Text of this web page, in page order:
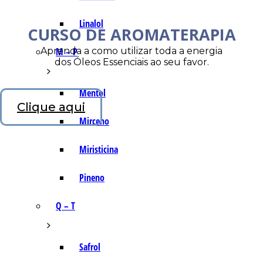
Linalol
M – P
Mentol
Mirceno
Miristicina
Pineno
Q – T
Safrol
CURSO DE AROMATERAPIA
Aprenda a como utilizar toda a energia
dos Óleos Essenciais ao seu favor.
Clique aqui